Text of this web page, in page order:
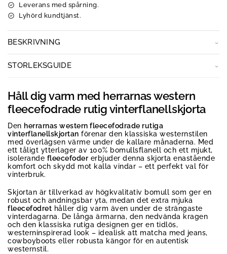
Leverans med spårning.
Lyhörd kundtjänst.
BESKRIVNING
STORLEKSGUIDE
Håll dig varm med herrarnas western
fleecefodrade rutig vinterflanellskjorta
Den herrarnas western fleecefodrade rutiga
vinterflanellskjortan förenar den klassiska westernstilen
med överlägsen värme under de kallare månaderna. Med
ett tåligt ytterlager av 100% bomullsflanell och ett mjukt,
isolerande fleecefoder erbjuder denna skjorta enastående
komfort och skydd mot kalla vindar – ett perfekt val för
vinterbruk.
Skjortan är tillverkad av högkvalitativ bomull som ger en
robust och andningsbar yta, medan det extra mjuka
fleecefodret håller dig varm även under de strängaste
vinterdagarna. De långa ärmarna, den nedvända kragen
och den klassiska rutiga designen ger en tidlös,
westerninspirerad look – idealisk att matcha med jeans,
cowboyboots eller robusta kängor för en autentisk
westernstil.